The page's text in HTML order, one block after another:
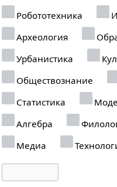
Робототехника
Археология
Урбанистика
Обществознание
Статистика
Алгебра
Медиа